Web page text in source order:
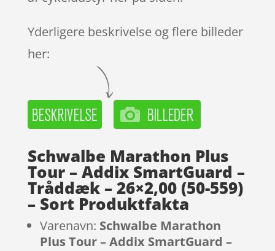
Yderligere beskrivelse og flere billeder
her:
Schwalbe Marathon Plus
Tour – Addix SmartGuard –
Tråddæk – 26×2,00 (50-559)
– Sort Produktfakta
Varenavn: Schwalbe Marathon
Plus Tour – Addix SmartGuard –